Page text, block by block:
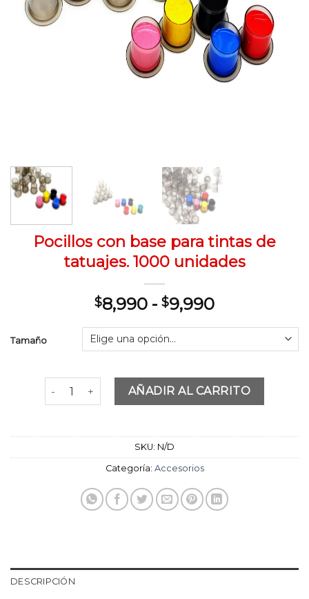
Pocillos con base para tintas de
tatuajes. 1000 unidades
$8,990 - $9,990Rango
desde
hasta
$9,990
Tamaño
Pocillos con base para tintas de tatuajes. 1000
AÑADIR AL CARRITO
SKU: N/D
Categoría: Accesorios
DESCRIPCIÓN